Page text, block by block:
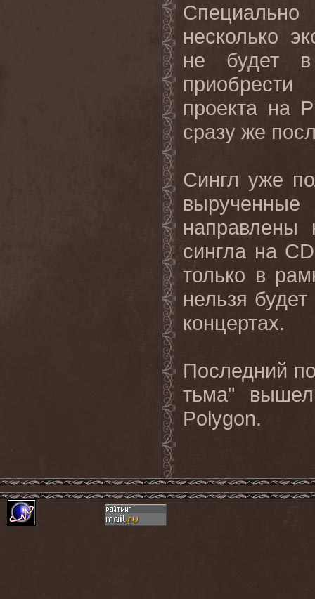
Специально
несколько
не будет
проекта на
сразу же
Сингл уже
направлены
сингла на
только в
нельзя
концертах.
Последний
тьма"
Polygon.